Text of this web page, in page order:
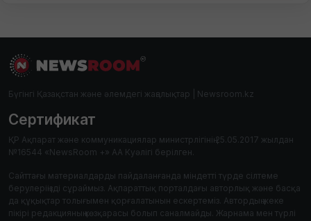
Бүгінгі Қазақстан және әлемдегі жаңалықтар | Newsroom.kz
Сертификат
ҚР Ақпарат және коммуникациялар министрлігінің 25.05.2017 жылдан
№16544 «NewsRoom +» АА Куәлігі берілген.
Сайттағы материалдарды пайдаланғанда міндетті түрде сілтеме
берулеріңізді сұраймыз. Ақпараттық порталдағы авторлық және басқа
да құқықтар толығымен қорғалатынын ескертеміз. Автордың жеке
пікірі редакцияның көзқарасы болып саналмайды. Жарнама мен түрлі